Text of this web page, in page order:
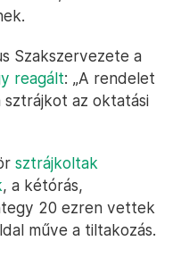
Szakszervezete a
reagált: „A rendelet
az oktatási
sztrájkoltak
, a kétórás,
20 ezren vettek
műve a tiltakozás.